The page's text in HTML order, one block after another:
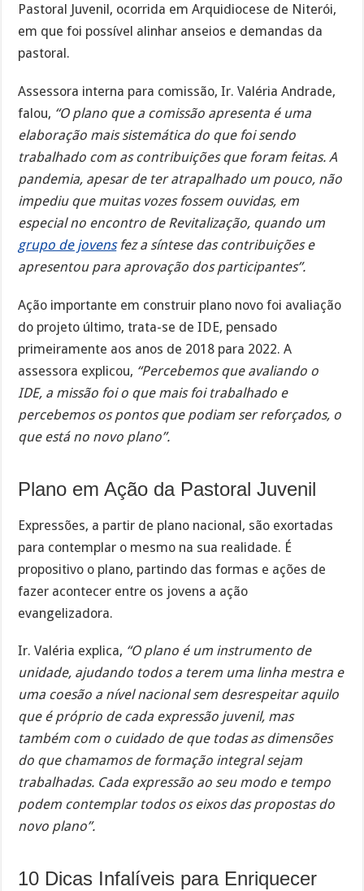
Pastoral Juvenil, ocorrida em Arquidiocese de Niterói,
em que foi possível alinhar anseios e demandas da
pastoral.
Assessora interna para comissão, Ir. Valéria Andrade,
falou, “O plano que a comissão apresenta é uma
elaboração mais sistemática do que foi sendo
trabalhado com as contribuições que foram feitas. A
pandemia, apesar de ter atrapalhado um pouco, não
impediu que muitas vozes fossem ouvidas, em
especial no encontro de Revitalização, quando um
grupo de jovensfez a síntese das contribuições e
apresentou para aprovação dos participantes”.
Ação importante em construir plano novo foi avaliação
do projeto último, trata-se de IDE, pensado
primeiramente aos anos de 2018 para 2022. A
assessora explicou, “Percebemos que avaliando o
IDE, a missão foi o que mais foi trabalhado e
percebemos os pontos que podiam ser reforçados, o
que está no novo plano”.
Plano em Ação da Pastoral Juvenil
Expressões, a partir de plano nacional, são exortadas
para contemplar o mesmo na sua realidade. É
propositivo o plano, partindo das formas e ações de
fazer acontecer entre os jovens a ação
evangelizadora.
Ir. Valéria explica, “O plano é um instrumento de
unidade, ajudando todos a terem uma linha mestra e
uma coesão a nível nacional sem desrespeitar aquilo
que é próprio de cada expressão juvenil, mas
também com o cuidado de que todas as dimensões
do que chamamos de formação integral sejam
trabalhadas. Cada expressão ao seu modo e tempo
podem contemplar todos os eixos das propostas do
novo plano”.
10 Dicas Infalíveis para Enriquecer